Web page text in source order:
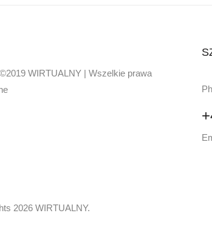
WIRTUALNY | Wszelkie prawa
2026 WIRTUALNY.